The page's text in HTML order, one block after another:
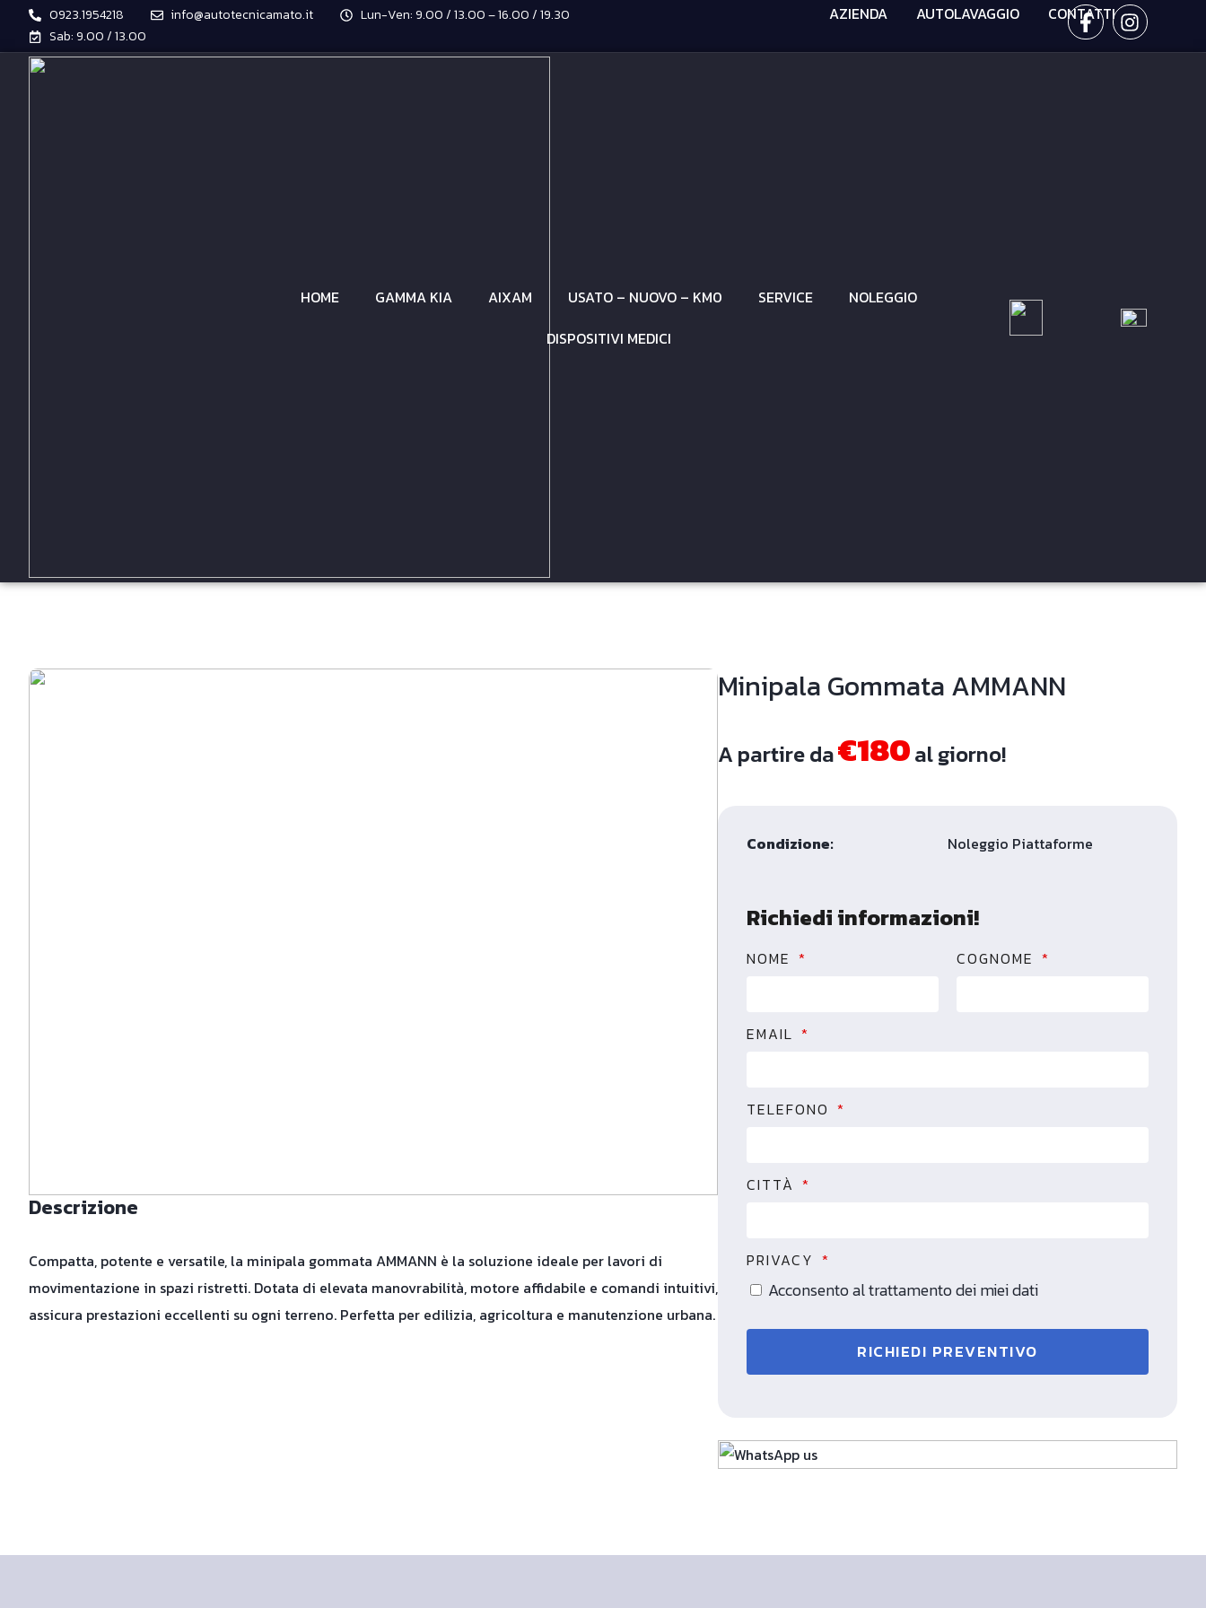
0923.1954218 info@autotecnicamato.it
Lun-Ven: 9.00 / 13.00 – 16.00 / 19.30
Sab: 9.00 / 13.00
AZIENDA AUTOLAVAGGIO CONTATTI
HOME GAMMA KIA AIXAM USATO – NUOVO – KM0 SERVICE
NOLEGGIO
DISPOSITIVI MEDICI
Descrizione
Compatta, potente e versatile, la minipala gommata AMMANN è la soluzione ideale per lavori di
movimentazione in spazi ristretti. Dotata di elevata manovrabilità, motore affidabile e comandi intuitivi,
assicura prestazioni eccellenti su ogni terreno. Perfetta per edilizia, agricoltura e manutenzione urbana.
Minipala Gommata AMMANN
A partire da€180al giorno!
Condizione: Noleggio Piattaforme
Richiedi informazioni!
NOME COGNOME
EMAIL
TELEFONO
CITTÀ
PRIVACY
Acconsento al trattamento dei miei dati
RICHIEDI PREVENTIVO